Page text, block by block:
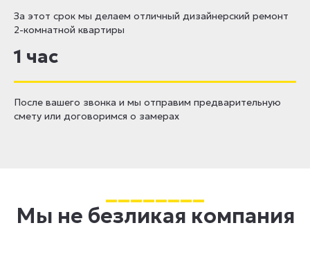
За этот срок мы делаем отличный дизайнерский ремонт
2-комнатной квартиры
1 час
После вашего звонка и мы отправим предварительную
смету или договоримся о замерах
Мы не безликая компания